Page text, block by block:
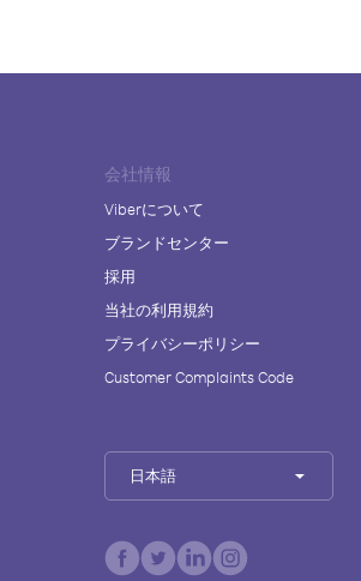
会社情報
Viberについて
ブランドセンター
採用
当社の利用規約
プライバシーポリシー
Customer Complaints Code
日本語